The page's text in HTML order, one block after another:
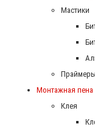
Мастики
Праймеры
Монтажная пена
Клея